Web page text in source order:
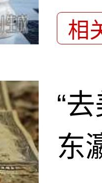
相
“
东